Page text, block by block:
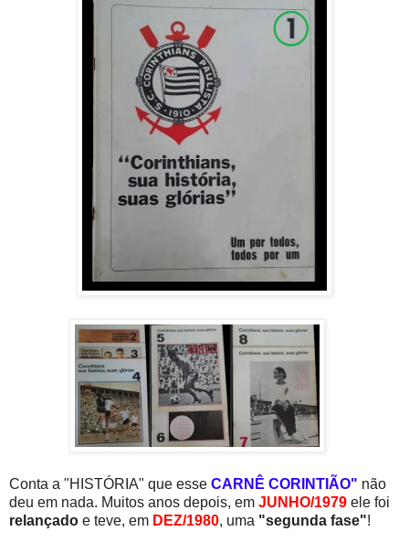
Conta a "HISTÓRIA" que esse CARNÊ CORINTIÃO" não
deu em nada. Muitos anos depois, em JUNHO/1979 ele foi
relançado e teve, em DEZ/1980, uma "segunda fase"!